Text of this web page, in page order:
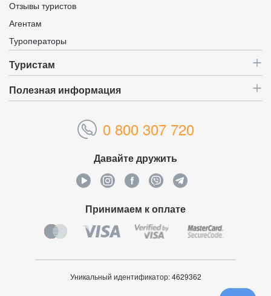
Отзывы туристов
Агентам
Туроператоры
Туристам
Полезная информация
0 800 307 720
Давайте дружить
Принимаем к оплате
Уникальный идентификатор:4629362